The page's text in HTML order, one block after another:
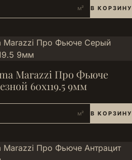
м² В КОРЗИНУ
Marazzi Про Фьюче
60x119.5 9мм
м² В КОРЗИНУ